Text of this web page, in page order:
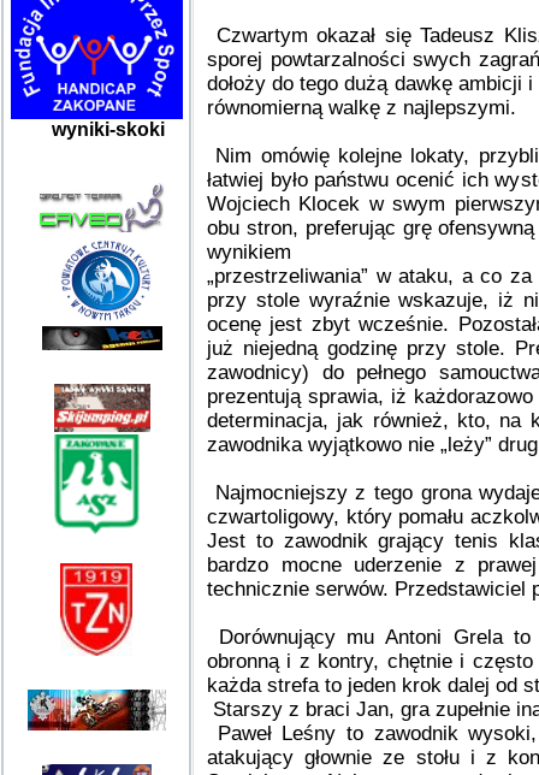
wyniki-skoki
Czwartym okazał się Tadeusz
sporej powtarzalności swych
dołoży do tego dużą dawkę ambicji
równomierną walkę z najlepszymi.
Nim omówię kolejne lokaty,
łatwiej było państwu ocenić ich
Wojciech Klocek w swym
obu stron, preferując grę
wynikiem
„przestrzeliwania” w ataku, a co
przy stole wyraźnie wskazuje, iż
ocenę jest zbyt wcześnie.
już niejedną godzinę przy stole.
zawodnicy) do pełnego
prezentują sprawia, iż
determinacja, jak również, kto, na
zawodnika wyjątkowo nie „leży”
Najmocniejszy z tego grona
czwartoligowy, który pomału
Jest to zawodnik grający tenis
bardzo mocne uderzenie z
technicznie serwów. Przedstawiciel
Dorównujący mu Antoni Grela
obronną i z kontry, chętnie i
każda strefa to jeden krok dalej od
Starszy z braci Jan, gra zupełnie
Paweł Leśny to zawodnik
atakujący głownie ze stołu i z